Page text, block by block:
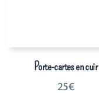
Porte-cartes en cuir
25€